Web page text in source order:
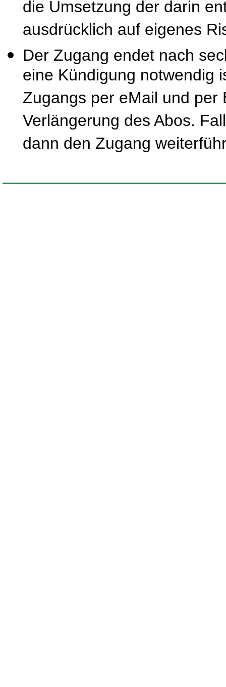
die Umsetzung der darin
ausdrücklich auf eigenes
Der Zugang endet nach
eine Kündigung notwendig
Zugangs per eMail und per
Verlängerung des Abos.
dann den Zugang